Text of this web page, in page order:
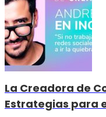
La Creadora de
Estrategias para